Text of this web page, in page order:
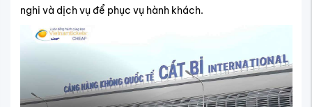
nghi và dịch vụ để phục vụ hành khách.